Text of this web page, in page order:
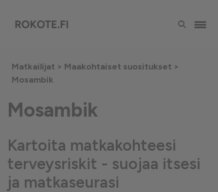
Matkailijat > Maakohtaiset suositukset >
Mosambik
Mosambik
Kartoita matkakohteesi
terveysriskit - suojaa itsesi
ja matkaseurasi